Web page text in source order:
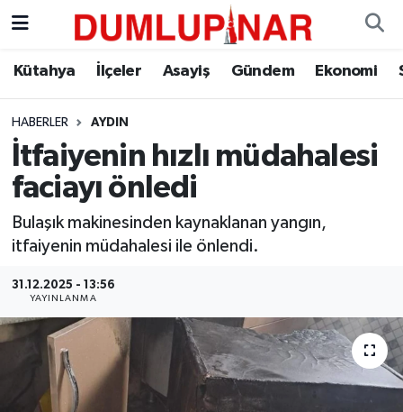
Kütahya İlçeler Asayiş Gündem Ekonomi
HABERLER AYDIN
İtfaiyenin hızlı müdahalesi
faciayı önledi
Bulaşık makinesinden kaynaklanan yangın,
itfaiyenin müdahalesi ile önlendi.
31.12.2025 - 13:56
YAYINLANMA
Asayiş
Diğer
Dünya
Eğitim
Ekonomi
Eleman
Emlak
Gündem
Kütahya Hava Durumu
Kütahya Trafik Yoğunluk Haritası
Süper Lig Puan Durumu ve Fikstür
Tüm Manşetler
Son Dakika Haberleri
Haber Arşivi